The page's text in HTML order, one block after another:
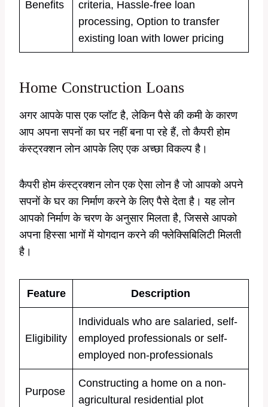
Benefits
criteria, Hassle-free loan
processing, Option to transfer
existing loan with lower pricing
Home Construction Loans
अगर आपके पास एक प्लॉट है, लेकिन पैसे की कमी के कारण
आप अपना सपनों का घर नहीं बना पा रहे हैं, तो कैपरी होम
कंस्ट्रक्शन लोन आपके लिए एक अच्छा विकल्प है।
कैपरी होम कंस्ट्रक्शन लोन एक ऐसा लोन है जो आपको अपने
सपनों के घर का निर्माण करने के लिए पैसे देता है। यह लोन
आपको निर्माण के चरण के अनुसार मिलता है, जिससे आपको
अपना हिस्सा भागों में योगदान करने की फ्लेक्सिबिलिटी मिलती
है।
Feature Description
Eligibility
Individuals who are salaried, self-
employed professionals or self-
employed non-professionals
Purpose
Constructing a home on a non-
agricultural residential plot